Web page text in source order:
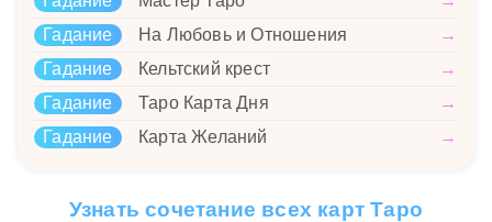
Гадание
На Любовь и Отношения
→
Гадание
Кельтский крест
→
Гадание
Таро Карта Дня
→
Гадание
Карта Желаний →
Узнать сочетание всех карт Таро